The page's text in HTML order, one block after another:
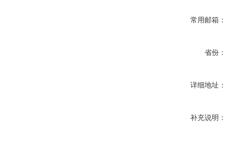
常用邮箱：
省份：
详细地址：
补充说明：